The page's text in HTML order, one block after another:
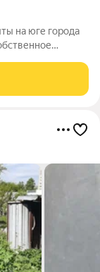
на юге города
4 соток